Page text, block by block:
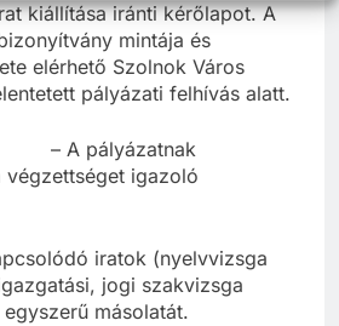
kiállítása iránti kérőlapot. A
mintája és
elérhető Szolnok Város
pályázati felhívás alatt.
végzettséget igazoló
iratok (nyelvvizsga
jogi szakvizsga
másolatát.